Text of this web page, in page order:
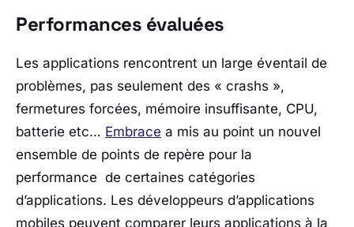
Performances évaluées
Les applications rencontrent un large éventail de
problèmes, pas seulement des « crashs »,
fermetures forcées, mémoire insuffisante, CPU,
batterie etc… Embrace a mis au point un nouvel
ensemble de points de repère pour la
performance de certaines catégories
d’applications. Les développeurs d’applications
mobiles peuvent comparer leurs applications à la